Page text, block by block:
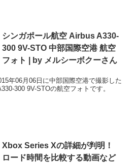
シンガポール航空 Airbus A330-
300 9V-STO 中部国際空港 航空
フォト | by メルシーボクーさん
年06月06日に中部国際空港で撮影した
300 9V-STOの航空フォトです。
Xbox Series Xの詳細が判明！
ロード時間を比較する動画など